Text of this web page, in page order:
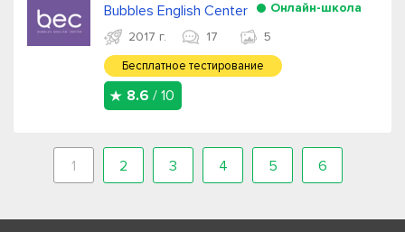
Bubbles English Center
Онлайн-школа
2017 г.
17 5
Бесплатное тестирование
8.6 / 10
1 2 3 4 5 6